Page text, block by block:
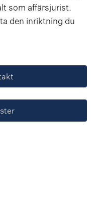
som affärsjurist.
den inriktning du